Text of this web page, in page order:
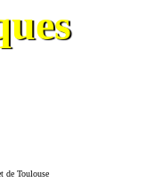
de Toulouse